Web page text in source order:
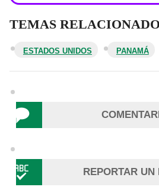
TEMAS
ESTADOS UNIDOS PANAMÁ
REPORTAR UN